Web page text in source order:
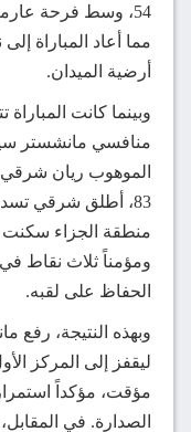
54، وسط فرحة
مما أعاد المباراة
أرضية الميدان.
وبينما كانت
منافسي مانشستر
الموهوب ريان شرقي
83، أطلق شرقي
منطقة الجزاء سكنت
ومؤمناً ثلاث نقاط في
الحفاظ على لقبه.
ليقفز إلى المركز
مؤقت، مؤكداً
الصدارة. في